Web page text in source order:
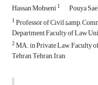
Hassan Mohseni1 Pouya
1Professor of Civil &amp;
Department Faculty of Law
2MA. in Private Law, Faculty
Tehran, Tehran, Iran,